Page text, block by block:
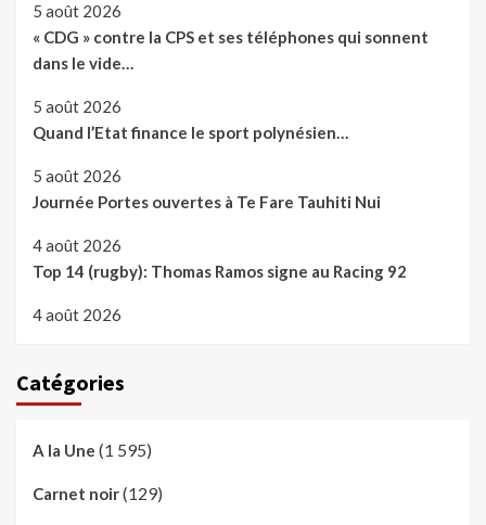
5 août 2026
« CDG » contre la CPS et ses téléphones qui sonnent
dans le vide…
5 août 2026
Quand l’Etat finance le sport polynésien…
5 août 2026
Journée Portes ouvertes à Te Fare Tauhiti Nui
4 août 2026
Top 14 (rugby): Thomas Ramos signe au Racing 92
4 août 2026
Catégories
A la Une (1 595)
Carnet noir(129)